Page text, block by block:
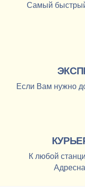
Самый
Если Вам нужно
К любой